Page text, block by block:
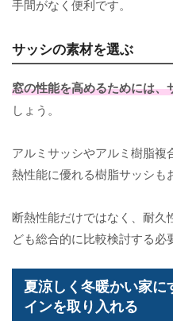
手間がなく便利です。
サッシの素材を選ぶ
窓の性能を高めるためには、
しょう。
アルミサッシやアルミ樹脂
熱性能に優れる樹脂サッシも
断熱性能だけではなく、耐久
ども総合的に比較検討する必
夏涼しく冬暖かい家
インを取り入れる